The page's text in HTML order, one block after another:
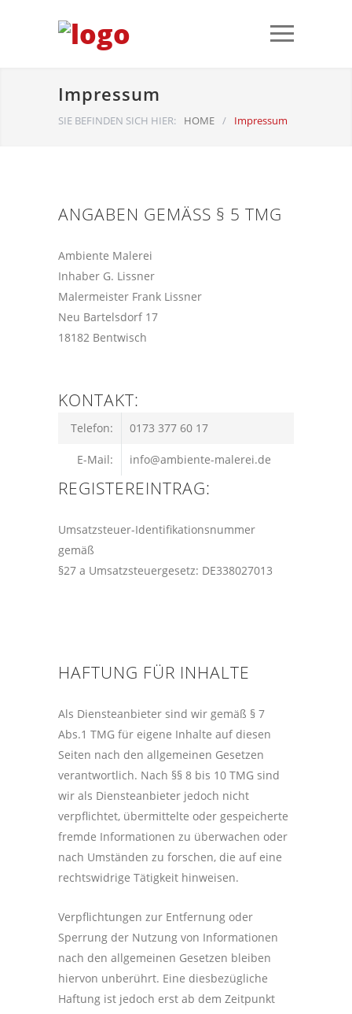
Impressum
SIE BEFINDEN SICH HIER: HOME / Impressum
ANGABEN GEMÄSS § 5 TMG
Ambiente Malerei
Inhaber G. Lissner
Malermeister Frank Lissner
Neu Bartelsdorf 17
18182 Bentwisch
KONTAKT:
Telefon: 0173 377 60 17
E-Mail: info@ambiente-malerei.de
REGISTEREINTRAG:
Umsatzsteuer-Identifikationsnummer
gemäß
§27 a Umsatzsteuergesetz: DE338027013
HAFTUNG FÜR INHALTE
Als Diensteanbieter sind wir gemäß § 7
Abs.1 TMG für eigene Inhalte auf diesen
Seiten nach den allgemeinen Gesetzen
verantwortlich. Nach §§ 8 bis 10 TMG sind
wir als Diensteanbieter jedoch nicht
verpflichtet, übermittelte oder gespeicherte
fremde Informationen zu überwachen oder
nach Umständen zu forschen, die auf eine
rechtswidrige Tätigkeit hinweisen.
Verpflichtungen zur Entfernung oder
Sperrung der Nutzung von Informationen
nach den allgemeinen Gesetzen bleiben
hiervon unberührt. Eine diesbezügliche
Haftung ist jedoch erst ab dem Zeitpunkt